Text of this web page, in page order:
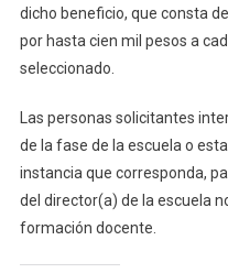
dicho beneficio, que consta
por hasta cien mil pesos a
seleccionado.
Las personas solicitantes
de la fase de la escuela o
instancia que corresponda,
del director(a) de la escuela
formación docente.